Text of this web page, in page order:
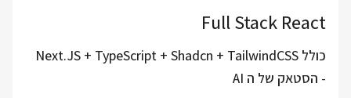
Full Stack React
כולל Next.JS + TypeScript + Shadcn + TailwindCSS
- הסטאק של ה AI